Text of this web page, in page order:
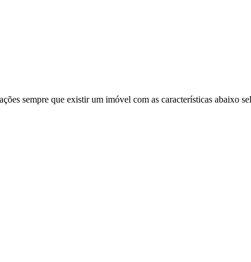
sempre que existir um imóvel com as características abaixo